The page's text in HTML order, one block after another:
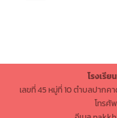
โรงเรี
เลขที่ 45 หมู่ที่ 10 ตำบลปาก
โทรศั